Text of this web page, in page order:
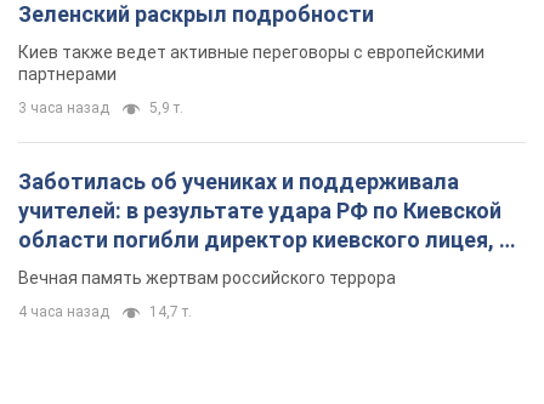
Зеленский раскрыл подробности
Киев также ведет активные переговоры с европейскими
партнерами
3 часа назад 5,9 т.
Заботилась об учениках и поддерживала
учителей: в результате удара РФ по Киевской
области погибли директор киевского лицея, её
муж и внук
Вечная память жертвам российского террора
4 часа назад 14,7 т.